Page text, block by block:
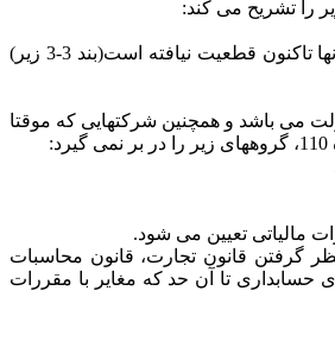
ب- نحوه ارایه یادداشت جداگانه موضوع بخش اخیر نامه شماره 18471 مذکور در بند 3-1 فوق در مورد شرکتهایی که گزارش حسابرسی آنها صادر شده اما مالیات آنها تاکنون قطعیت نیافته است(بند 3-3 زیر)
به دولت می باشد و همچنین شرکتهایی که موقتا
مقررات مربوطه است که با در نظر گرفتن قانون تجارت، قانون محاسبات
حسابداری تا آن حد که مغایر با مقررات